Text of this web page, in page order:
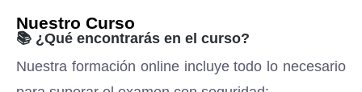
Nuestro Curso
📚 ¿Qué encontrarás en el curso?
Nuestra formación online incluye todo lo necesario